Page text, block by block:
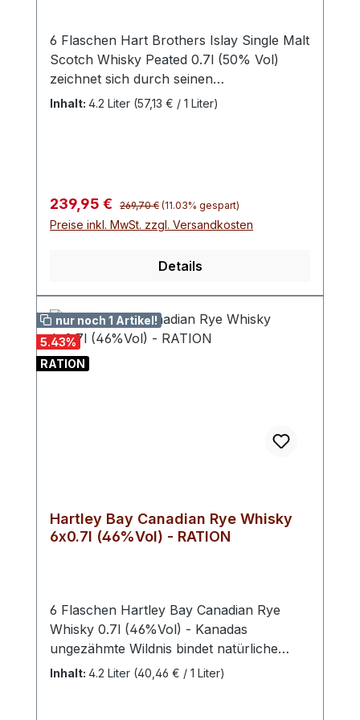
6 Flaschen Hart Brothers Islay Single Malt
Scotch Whisky Peated 0.7l (50% Vol)
zeichnet sich durch seinen
charakteristischen rauchigen Geschmack
Torfrauch, ergänzt durch maritime Noten
und subtile Süße.Die Komplexität und
Reifung und das handwerkliche Können
kräftiger und rauchiger Whiskys, die einen
authentischen Islay-Genuss suchen.
Inhalt: 4.2 Liter (57,13 € / 1 Liter)
Verkaufspreis:
239,95 € Regulärer Preis:
269,70 € (11.03% gespart)
Preise inkl. MwSt. zzgl. Versandkosten
Details
nur noch 1 Artikel!
5.43%
RATION
Hartley Bay Canadian Rye Whisky
6x0.7l (46%Vol) - RATION
6 Flaschen Hartley Bay Canadian Rye
Whisky 0.7l (46%Vol) - Kanadas
ungezähmte Wildnis bindet natürliche
Ressourcen mit kristallklarem Wasser –
Inhalt: 4.2 Liter (40,46 € / 1 Liter)